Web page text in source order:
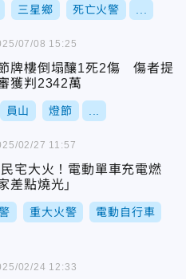
三星鄉 死亡火警
牌樓倒塌釀1死2傷 傷者提
獲判2342萬
員山 燈節
07/08 15:25
宅大火！電動單車充電燃
差點燒光」
重大火警 電動自行車
02/27 11:57
02/24 12:33